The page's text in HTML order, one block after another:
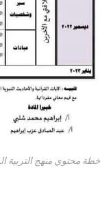
خطة محتوي منهج التربية